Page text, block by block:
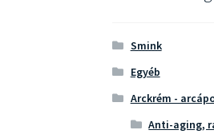
Smink
Egyéb
Arckrém -
Anti-aging,